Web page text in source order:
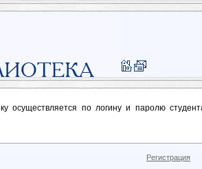
осуществляется по логину и паролю
Регистрация